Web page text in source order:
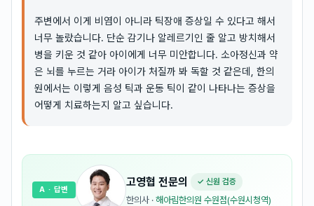
주변에서 이게 비염이 아니라 틱장애 증상일 수 있다고 해서
너무 놀랐습니다. 단순 감기나 알레르기인 줄 알고 방치해서
병을 키운 것 같아 아이에게 너무 미안합니다. 소아정신과 약
은 뇌를 누르는 거라 아이가 처질까 봐 독할 것 같은데, 한의
원에서는 이렇게 음성 틱과 운동 틱이 같이 나타나는 증상을
어떻게 치료하는지 알고 싶습니다.
고영협 전문의 ✓ 신원 검증
한의사 · 해아림한의원 수원점(수원시청역)
A · 답변